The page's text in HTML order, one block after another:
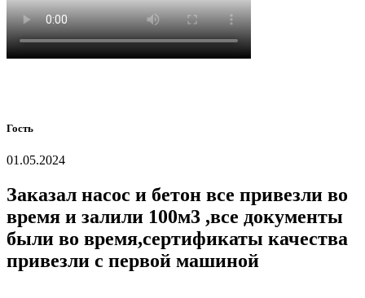
Гость
01.05.2024
Заказал насос и бетон все привезли во
время и залили 100м3 ,все документы
были во время,сертификаты качества
привезли с первой машиной